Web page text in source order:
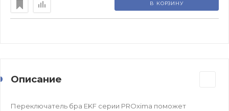
В КОРЗИНУ
Описание
Переключатель бра EKF серии PROxima поможет